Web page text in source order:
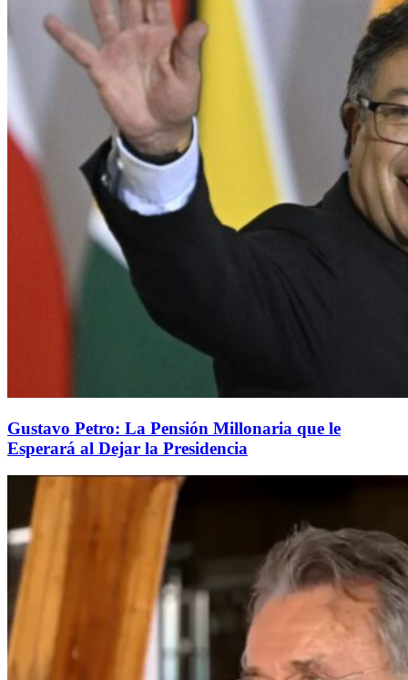
Gustavo Petro: La Pensión Millonaria que le
Esperará al Dejar la Presidencia